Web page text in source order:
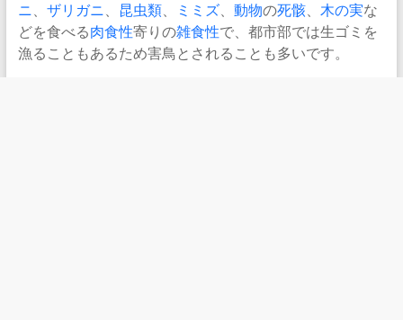
ニ
ザリガニ 昆虫類、 ミミズ、 動物の死骸、 木の実な
どを食べる肉食性寄りの雑食性で、都市部では生ゴミを
漁ることもあるため害鳥とされることも多いです。